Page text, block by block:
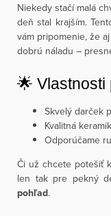
Niekedy stačí malá
deň stal krajším.
vám pripomenie, že
dobrú náladu –
🌟 Vlastnosti
Skvelý darček
Kvalitná
Odporúčame
Či už chcete potešiť
len tak pre pekný
pohľad.